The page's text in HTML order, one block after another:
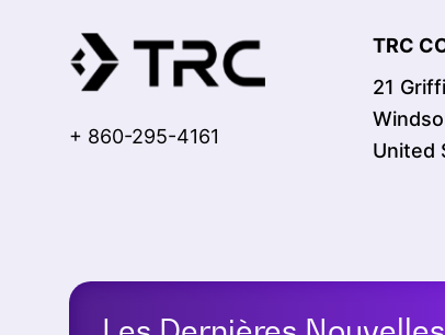
+ 860-295-4161
TRC
21
United